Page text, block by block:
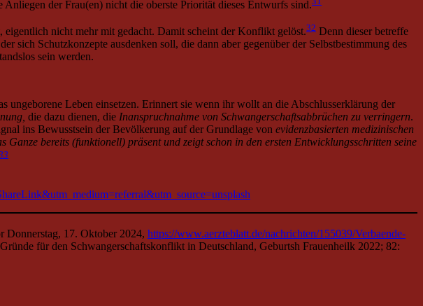
der Frau(en) nicht die oberste Priorität dieses Entwurfs sind.
nicht mehr mit gedacht. Damit scheint der Konflikt gelöst.32 Denn dieser betreffe
sich Schutzkonzepte ausdenken soll, die dann aber gegenüber der Selbstbestimmung des
sein werden.
ungeborene Leben einsetzen. Erinnert sie wenn ihr wollt an die Abschlusserklärung der
die dazu dienen, dieInanspruchnahme von Schwangerschaftsabbrüchen zu verringern.
ins Bewusstsein der Bevölkerung auf der Grundlage von evidenzbasierten medizinischen
bereits (funktionell) präsent und zeigt schon in den ersten Entwicklungsschritten seine
Donnerstag, 17. Oktober 2024, https://www.aerzteblatt.de/nachrichten/155039/Verbaende-
für den Schwangerschaftskonflikt in Deutschland, Geburtsh Frauenheilk 2022; 82: